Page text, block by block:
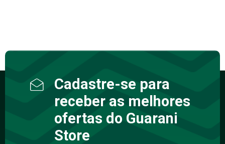
Cadastre-se para
receber as melhores
ofertas do Guarani
Store